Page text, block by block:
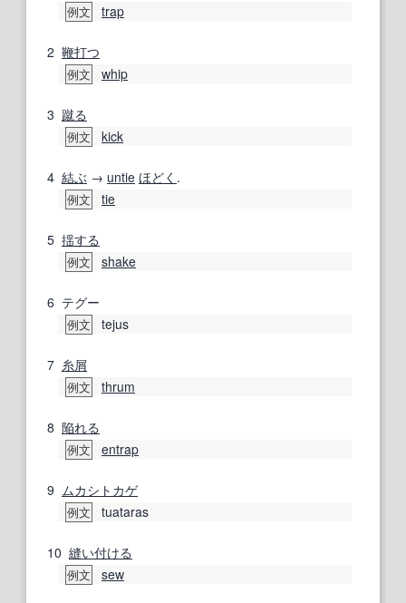
例文 trap
2 鞭打つ
例文 whip
3 蹴る
例文 kick
4 結ぶ → untie ほどく .
例文 tie
5 揺する
例文 shake
6 テグー
例文 tejus
7 糸屑
例文 thrum
8 陥れる
例文 entrap
9 ムカシトカゲ
例文 tuataras
10 縫い付ける
例文 sew